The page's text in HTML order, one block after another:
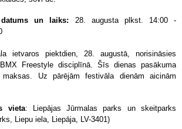
datums un laiks: 28. augusta plkst. 14:00 -
ietvaros piektdien, 28. augustā, norisināsies
Freestyle disciplīnā. Šīs dienas pasākuma
Uz pārējām festivāla dienām aicinām
vieta: Liepājas Jūrmalas parks un skeitparks
Liepu iela, Liepāja, LV-3401)